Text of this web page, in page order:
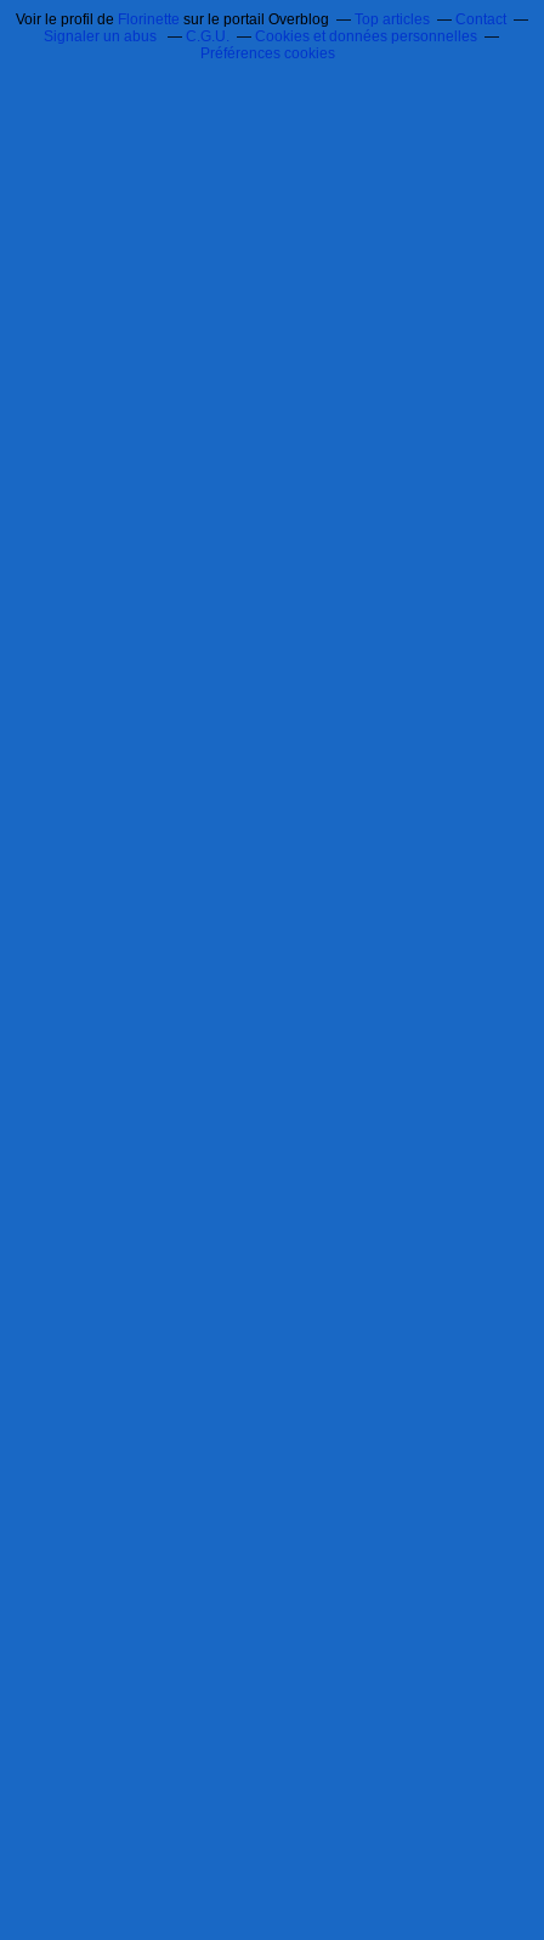
Voir le profil de Florinette sur le portail Overblog Top articles
Contact
Signaler un abus
C.G.U.
Cookies et données personnelles
Préférences cookies